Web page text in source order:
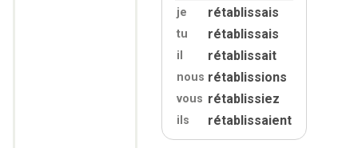
je rétablissais
tu rétablissais
il rétablissait
nous rétablissions
vous rétablissiez
ils rétablissaient